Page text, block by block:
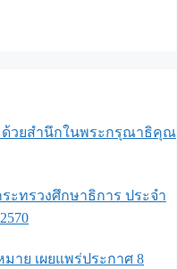
ด้วยสำนึกในพระกรุณาธิคุณ
ะทรวงศึกษาธิการ ประจำ
าย เผยแพร่ประกาศ 8